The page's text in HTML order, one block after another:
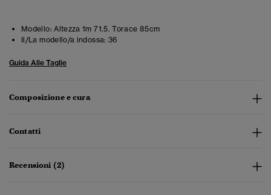
Modello: Altezza 1m 71.5. Torace 85cm
Il/La modello/a indossa: 36
Guida Alle Taglie
Composizione e cura
Contatti
Recensioni (2)